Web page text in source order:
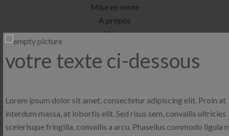
votre texte ci-dessous
Lorem ipsum dolor sit amet, consectetur adipiscing elit. Proin at
interdum massa, at lobortis elit. Sed risus sem, convallis ultricies
scelerisque fringilla, convallis a arcu. Phasellus commodo ligula
Mise en vente
A propos
News
4 Avenue des Combattants